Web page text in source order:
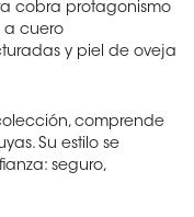
cobra protagonismo
a cuero
y piel de oveja
comprende
Su estilo se
seguro,